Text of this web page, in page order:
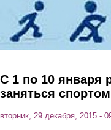
С 1 по 10 января
заняться спортом
вторник, 29 декабря, 2015 -